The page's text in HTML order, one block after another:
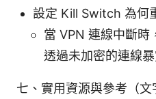
設定 Kill Switch 為何
當 VPN 連線中斷
透過未加密的連線暴
七、實用資源與參考（文